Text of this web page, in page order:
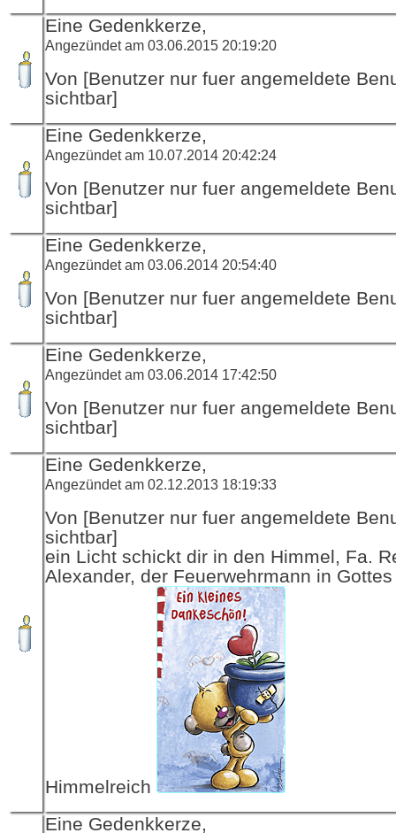
Eine Gedenkkerze,
Angezündet am 03.06.2015 20:19:20
Von [Benutzer nur fuer angemeldete
sichtbar]
Eine Gedenkkerze,
Angezündet am 10.07.2014 20:42:24
Von [Benutzer nur fuer angemeldete
sichtbar]
Eine Gedenkkerze,
Angezündet am 03.06.2014 20:54:40
Von [Benutzer nur fuer angemeldete
sichtbar]
Eine Gedenkkerze,
Angezündet am 03.06.2014 17:42:50
Von [Benutzer nur fuer angemeldete
sichtbar]
Eine Gedenkkerze,
Angezündet am 02.12.2013 18:19:33
Von [Benutzer nur fuer angemeldete
sichtbar]
ein Licht schickt dir in den Himmel, Fa.
Alexander, der Feuerwehrmann in Gottes
Himmelreich
Eine Gedenkkerze,